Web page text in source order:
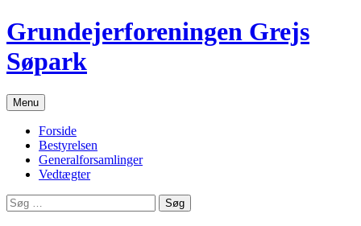
Grundejerforeningen Grejs
Søpark
Menu Hop
til
indhold
Forside
Bestyrelsen
Generalforsamlinger
Vedtægter
Søg
efter: